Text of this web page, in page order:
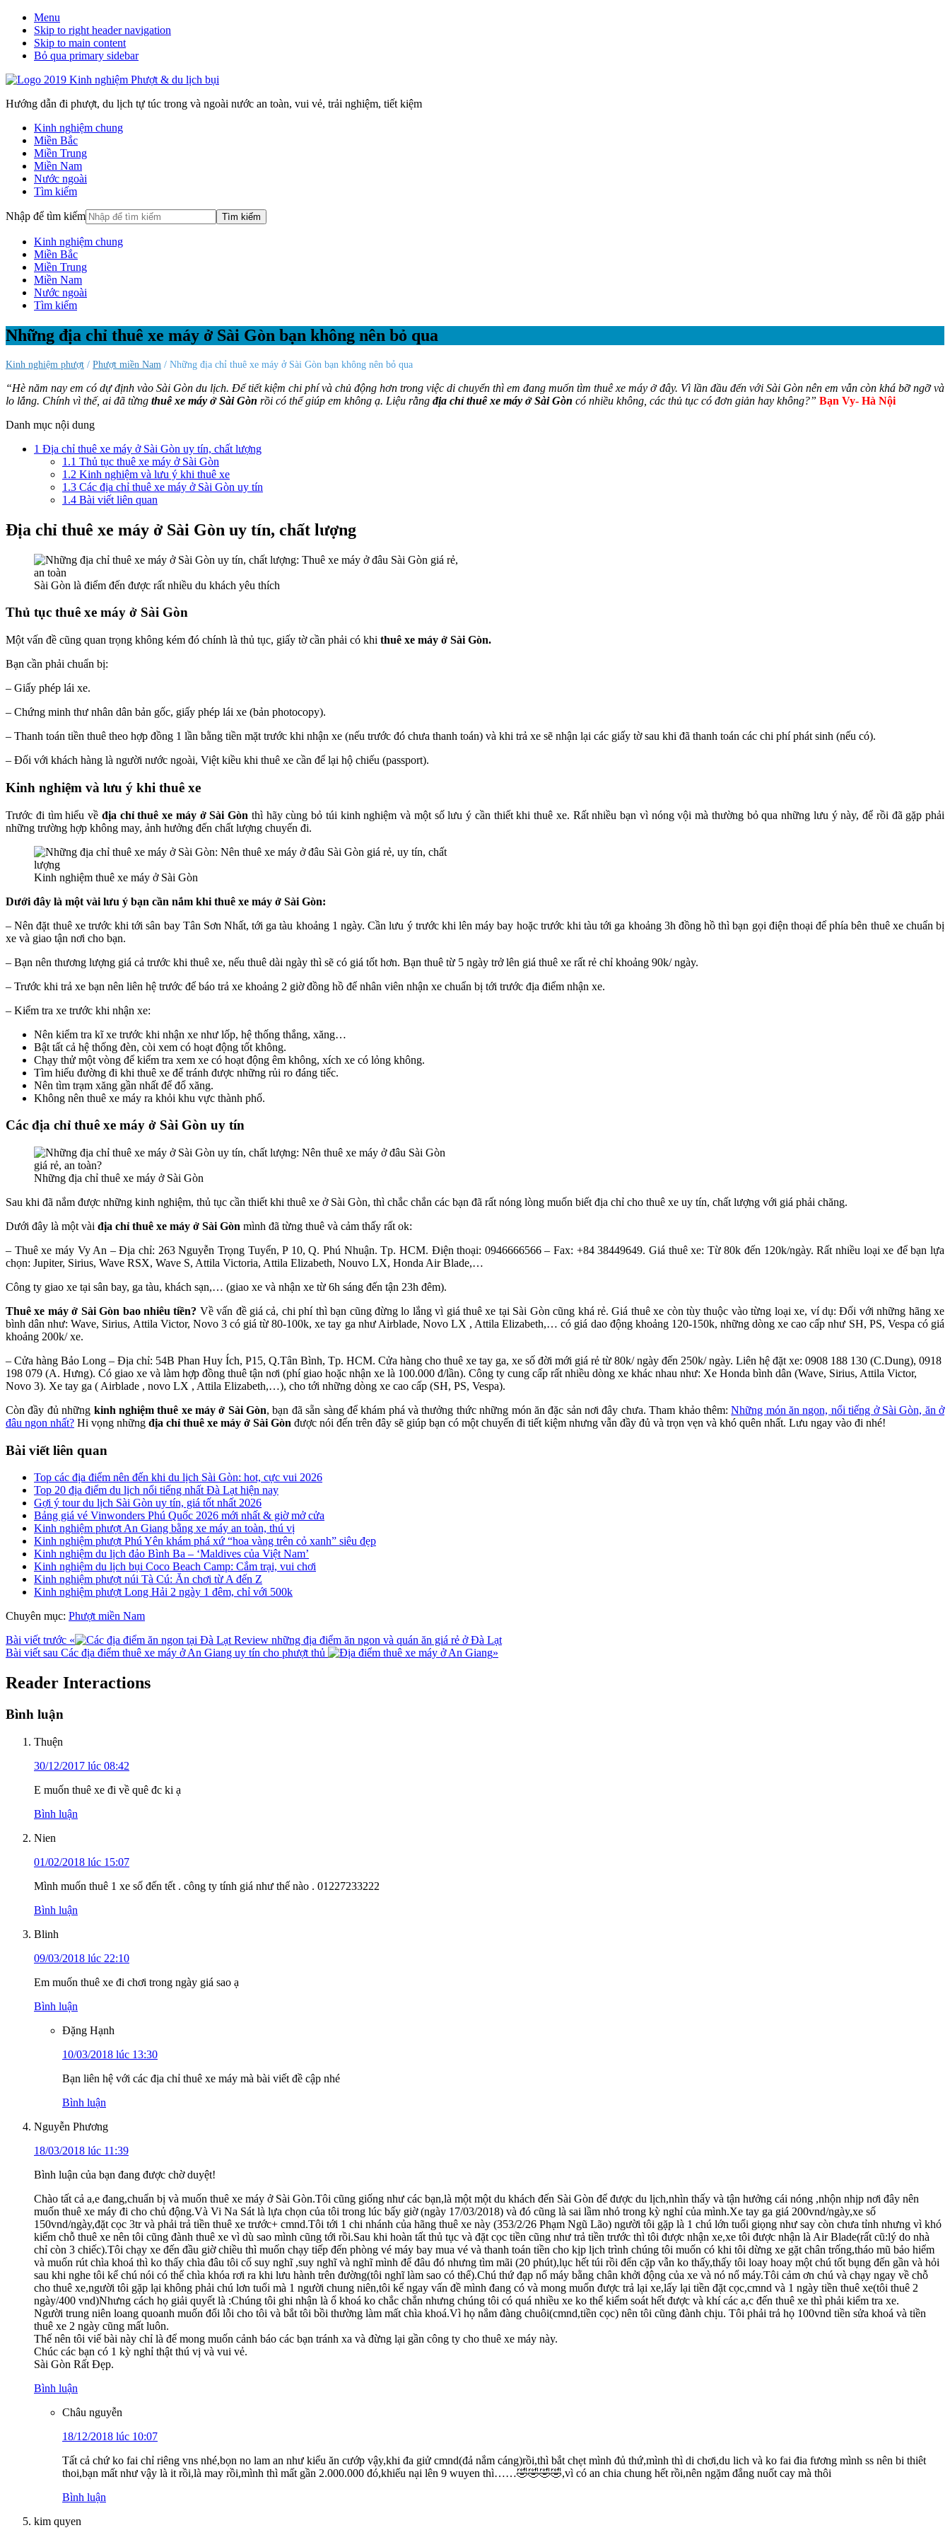
Menu
Skip to right header navigation
Skip to main content
Bỏ qua primary sidebar
Hướng dẫn đi phượt, du lịch tự túc trong và ngoài nước an toàn, vui vẻ, trải nghiệm, tiết kiệm
Kinh nghiệm chung
Miền Bắc
Miền Trung
Miền Nam
Nước ngoài
Tìm kiếm
Nhập để tìm kiếm
Kinh nghiệm chung
Miền Bắc
Miền Trung
Miền Nam
Nước ngoài
Tìm kiếm
Những địa chỉ thuê xe máy ở Sài Gòn bạn không nên bỏ qua
Kinh nghiệm phượt / Phượt miền Nam / Những địa chỉ thuê xe máy ở Sài Gòn bạn không nên bỏ qua
“Hè năm nay em có dự định vào Sài Gòn du lịch. Để tiết kiệm chi phí và chủ động hơn trong việc di chuyển thì em đang muốn tìm thuê xe máy ở đây. Vì lần đầu đến với Sài Gòn nên em vẫn còn khá bỡ ngỡ và
lo lắng. Chính vì thế, ai đã từng thuê xe máy ở Sài Gòn rồi có thể giúp em không ạ. Liệu rằng địa chỉ thuê xe máy ở Sài Gòn có nhiều không, các thủ tục có đơn giản hay không?” Bạn Vy- Hà Nội
Danh mục nội dung
1 Địa chỉ thuê xe máy ở Sài Gòn uy tín, chất lượng
1.1 Thủ tục thuê xe máy ở Sài Gòn
1.2 Kinh nghiệm và lưu ý khi thuê xe
1.3 Các địa chỉ thuê xe máy ở Sài Gòn uy tín
1.4 Bài viết liên quan
Địa chỉ thuê xe máy ở Sài Gòn uy tín, chất lượng
Sài Gòn là điểm đến được rất nhiều du khách yêu thích
Thủ tục thuê xe máy ở Sài Gòn
Một vấn đề cũng quan trọng không kém đó chính là thủ tục, giấy tờ cần phải có khi thuê xe máy ở Sài Gòn.
Bạn cần phải chuẩn bị:
– Giấy phép lái xe.
– Chứng minh thư nhân dân bản gốc, giấy phép lái xe (bản photocopy).
– Thanh toán tiền thuê theo hợp đồng 1 lần bằng tiền mặt trước khi nhận xe (nếu trước đó chưa thanh toán) và khi trả xe sẽ nhận lại các giấy tờ sau khi đã thanh toán các chi phí phát sinh (nếu có).
– Đối với khách hàng là người nước ngoài, Việt kiều khi thuê xe cần để lại hộ chiếu (passport).
Kinh nghiệm và lưu ý khi thuê xe
Trước đi tìm hiểu về địa chỉ thuê xe máy ở Sài Gòn thì hãy cùng bỏ túi kinh nghiệm và một số lưu ý cần thiết khi thuê xe. Rất nhiều bạn vì nóng vội mà thường bỏ qua những lưu ý này, để rồi đã gặp phải
những trường hợp không may, ảnh hưởng đến chất lượng chuyến đi.
Kinh nghiệm thuê xe máy ở Sài Gòn
Dưới đây là một vài lưu ý bạn cần nắm khi thuê xe máy ở Sài Gòn:
– Nên đặt thuê xe trước khi tới sân bay Tân Sơn Nhất, tới ga tàu khoảng 1 ngày. Cần lưu ý trước khi lên máy bay hoặc trước khi tàu tới ga khoảng 3h đồng hồ thì bạn gọi điện thoại để phía bên thuê xe chuẩn bị
xe và giao tận nơi cho bạn.
– Bạn nên thương lượng giá cả trước khi thuê xe, nếu thuê dài ngày thì sẽ có giá tốt hơn. Bạn thuê từ 5 ngày trở lên giá thuê xe rất rẻ chỉ khoảng 90k/ ngày.
– Trước khi trả xe bạn nên liên hệ trước để báo trả xe khoảng 2 giờ đồng hồ để nhân viên nhận xe chuẩn bị tới trước địa điểm nhận xe.
– Kiểm tra xe trước khi nhận xe:
Nên kiểm tra kĩ xe trước khi nhận xe như lốp, hệ thống thắng, xăng…
Bật tất cả hệ thống đèn, còi xem có hoạt động tốt không.
Chạy thử một vòng để kiểm tra xem xe có hoạt động êm không, xích xe có lỏng không.
Tìm hiểu đường đi khi thuê xe để tránh được những rủi ro đáng tiếc.
Nên tìm trạm xăng gần nhất để đổ xăng.
Không nên thuê xe máy ra khỏi khu vực thành phố.
Các địa chỉ thuê xe máy ở Sài Gòn uy tín
Những địa chỉ thuê xe máy ở Sài Gòn
Sau khi đã nắm được những kinh nghiệm, thủ tục cần thiết khi thuê xe ở Sài Gòn, thì chắc chắn các bạn đã rất nóng lòng muốn biết địa chỉ cho thuê xe uy tín, chất lượng với giá phải chăng.
Dưới đây là một vài địa chỉ thuê xe máy ở Sài Gòn mình đã từng thuê và cảm thấy rất ok:
– Thuê xe máy Vy An – Địa chỉ: 263 Nguyễn Trọng Tuyển, P 10, Q. Phú Nhuận. Tp. HCM. Điện thoại: 0946666566 – Fax: +84 38449649. Giá thuê xe: Từ 80k đến 120k/ngày. Rất nhiều loại xe để bạn lựa
chọn: Jupiter, Sirius, Wave RSX, Wave S, Attila Victoria, Attila Elizabeth, Nouvo LX, Honda Air Blade,…
Công ty giao xe tại sân bay, ga tàu, khách sạn,… (giao xe và nhận xe từ 6h sáng đến tận 23h đêm).
Thuê xe máy ở Sài Gòn bao nhiêu tiền? Về vấn đề giá cả, chi phí thì bạn cũng đừng lo lắng vì giá thuê xe tại Sài Gòn cũng khá rẻ. Giá thuê xe còn tùy thuộc vào từng loại xe, ví dụ: Đối với những hãng xe
bình dân như: Wave, Sirius, Attila Victor, Novo 3 có giá từ 80-100k, xe tay ga như Airblade, Novo LX , Attila Elizabeth,… có giá dao động khoảng 120-150k, những dòng xe cao cấp như SH, PS, Vespa có giá
khoảng 200k/ xe.
– Cửa hàng Bảo Long – Địa chỉ: 54B Phan Huy Ích, P15, Q.Tân Bình, Tp. HCM. Cửa hàng cho thuê xe tay ga, xe số đời mới giá rẻ từ 80k/ ngày đến 250k/ ngày. Liên hệ đặt xe: 0908 188 130 (C.Dung), 0918
198 079 (A. Hưng). Có giao xe và làm hợp đồng thuê tận nơi (phí giao hoặc nhận xe là 100.000 đ/lần). Công ty cung cấp rất nhiều dòng xe khác nhau như: Xe Honda bình dân (Wave, Sirius, Attila Victor,
Novo 3). Xe tay ga ( Airblade , novo LX , Attila Elizabeth,…), cho tới những dòng xe cao cấp (SH, PS, Vespa).
Còn đầy đủ những kinh nghiệm thuê xe máy ở Sài Gòn, bạn đã sẵn sàng để khám phá và thưởng thức những món ăn đặc sản nơi đây chưa. Tham khảo thêm:Những món ăn ngon, nổi tiếng ở Sài Gòn, ăn ở
đâu ngon nhất? Hi vọng những địa chỉ thuê xe máy ở Sài Gòn được nói đến trên đây sẽ giúp bạn có một chuyến đi tiết kiệm nhưng vẫn đầy đủ và trọn vẹn và khó quên nhất. Lưu ngay vào đi nhé!
Bài viết liên quan
Top các địa điểm nên đến khi du lịch Sài Gòn: hot, cực vui 2026
Top 20 địa điểm du lịch nổi tiếng nhất Đà Lạt hiện nay
Gợi ý tour du lịch Sài Gòn uy tín, giá tốt nhất 2026
Bảng giá vé Vinwonders Phú Quốc 2026 mới nhất & giờ mở cửa
Kinh nghiệm phượt An Giang bằng xe máy an toàn, thú vị
Kinh nghiệm phượt Phú Yên khám phá xứ “hoa vàng trên cỏ xanh” siêu đẹp
Kinh nghiệm du lịch đảo Bình Ba – ‘Maldives của Việt Nam’
Kinh nghiệm du lịch bụi Coco Beach Camp: Cắm trại, vui chơi
Kinh nghiệm phượt núi Tà Cú: Ăn chơi từ A đến Z
Kinh nghiệm phượt Long Hải 2 ngày 1 đêm, chỉ với 500k
Chuyên mục: Phượt miền Nam
Bài viết trước «
Review những địa điểm ăn ngon và quán ăn giá rẻ ở Đà Lạt
Bài viết sau Các địa điểm thuê xe máy ở An Giang uy tín cho phượt thủ »
Reader Interactions
Bình luận
Thuện
30/12/2017 lúc 08:42
E muốn thuê xe đi về quê đc ki ạ
Bình luận
Nien
01/02/2018 lúc 15:07
Mình muốn thuê 1 xe số đến tết . công ty tính giá như thế nào . 01227233222
Bình luận
Blinh
09/03/2018 lúc 22:10
Em muốn thuê xe đi chơi trong ngày giá sao ạ
Bình luận
Đặng Hạnh
10/03/2018 lúc 13:30
Bạn liên hệ với các địa chỉ thuê xe máy mà bài viết đề cập nhé
Bình luận
Nguyễn Phương
18/03/2018 lúc 11:39
Bình luận của bạn đang được chờ duyệt!
Chào tất cả a,e đang,chuẩn bị và muốn thuê xe máy ở Sài Gòn.Tôi cũng giống như các bạn,là một một du khách đến Sài Gòn để được du lịch,nhìn thấy và tận hưởng cái nóng ,nhộn nhịp nơi đây nên
muốn thuê xe máy đi cho chủ động.Và Vi Na Sát là lựa chọn của tôi trong lúc bấy giờ (ngày 17/03/2018) và đó cũng là sai lầm nhỏ trong kỳ nghỉ của mình.Xe tay ga giá 200vnd/ngày,xe số
150vnd/ngày,đặt cọc 3tr và phải trả tiền thuê xe trước+ cmnd.Tôi tới 1 chi nhánh của hãng thuê xe này (353/2/26 Phạm Ngũ Lão) người tôi gặp là 1 chú lớn tuổi giọng như say còn chưa tỉnh nhưng vì khó
kiếm chỗ thuê xe nên tôi cũng đành thuê xe vì dù sao mình cũng tới rồi.Sau khi hoàn tất thủ tục và đặt cọc tiền cũng như trả tiền trước thì tôi được nhận xe,xe tôi được nhận là Air Blade(rất cũ:lý do nhà
chỉ còn 3 chiếc).Tôi chạy xe đến đầu giờ chiều thì muốn chạy tiếp đến phòng vé máy bay mua vé và thanh toán tiền cho kịp lịch trình chúng tôi muốn có khi tôi dừng xe gặt chân trống,tháo mũ bảo hiểm
và muốn rút chìa khoá thì ko thấy chìa đâu tôi cố suy nghĩ ,suy nghĩ và nghĩ mình để đâu đó nhưng tìm mãi (20 phút),lục hết túi rồi đến cặp vẫn ko thấy,thấy tôi loay hoay một chú tốt bụng đến gần và hỏi
sau khi nghe tôi kể chú nói có thể chìa khóa rơi ra khi lưu hành trên đường(tôi nghĩ làm sao có thể).Chú thứ đạp nổ máy bằng chân khởi động của xe và nó nổ máy.Tôi cảm ơn chú và chạy ngay về chỗ
cho thuê xe,người tôi gặp lại không phải chú lơn tuổi mà 1 người chung niên,tôi kể ngay vấn đề mình đang có và mong muốn được trả lại xe,lấy lại tiền đặt cọc,cmnd và 1 ngày tiền thuê xe(tôi thuê 2
ngày/400 vnd)Nhưng cách họ giải quyết là :Chúng tôi ghi nhận là ổ khoá ko chắc chắn nhưng chúng tôi có quá nhiều xe ko thể kiểm soát hết được và khí các a,c đến thuê xe thì phải kiểm tra xe.
Người trung niên loang quoanh muốn đổi lỗi cho tôi và bắt tôi bồi thường làm mất chìa khoá.Vì họ nắm đàng chuôi(cmnd,tiền cọc) nên tôi cũng đành chịu. Tôi phải trả họ 100vnd tiền sửa khoá và tiền
thuê xe 2 ngày cũng mất luôn.
Thế nên tôi viế bài này chỉ là để mong muốn cảnh báo các bạn tránh xa và đừng lại gần công ty cho thuê xe máy này.
Chúc các bạn có 1 kỳ nghỉ thật thú vị và vui vẻ.
Sài Gòn Rất Đẹp.
Bình luận
Châu nguyễn
18/12/2018 lúc 10:07
Tất cả chứ ko fai chỉ riêng vns nhé,bọn no lam an như kiểu ăn cướp vậy,khi đa giử cmnd(đả nắm cáng)rồi,thì bắt chẹt mình đủ thứ,mình thì di chơi,du lich và ko fai đia fương mình ss nên bi thiêt
thoi,bạn mất như vậy là it rồi,là may rồi,mình thì mất gần 2.000.000 đó,khiếu nại lên 9 wuyen thì……🤣🤣🤣🤣,vì có an chia chung hết rồi,nên ngặm đắng nuốt cay mà thôi
Bình luận
kim quyen